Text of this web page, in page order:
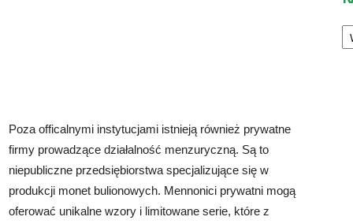
Poza officalnymi instytucjami istnieją również prywatne
firmy prowadzące działalność menzuryczną. Są to
niepubliczne przedsiębiorstwa specjalizujące się w
produkcji monet bulionowych. Mennonici prywatni mogą
oferować unikalne wzory i limitowane serie, które z